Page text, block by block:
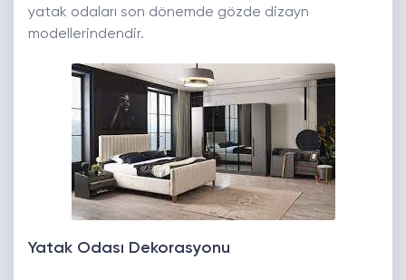
yatak odaları son dönemde gözde dizayn
modellerindendir.
Yatak Odası Dekorasyonu